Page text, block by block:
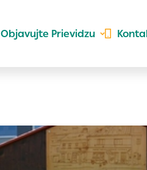
Objavujte Prievidzu